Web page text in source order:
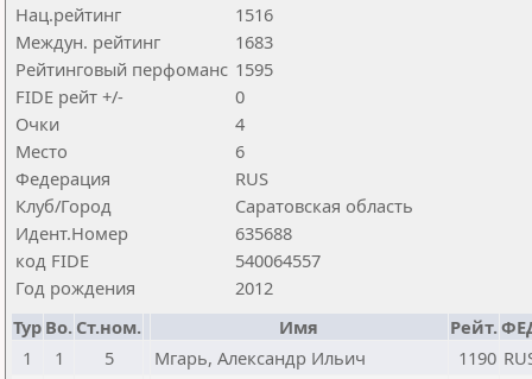
Нац.рейтинг
1516
Междун. рейтинг
1683
Рейтинговый перфоманс 1595
FIDE рейт +/-
0
Очки
4
Место
6
Федерация
RUS
Клуб/Город
Саратовская область
Идент.Номер
635688
код FIDE
540064557
Год рождения
2012
Тур Bo. Ст.ном. Имя Рейт.
1
1 5 Мгарь, Александр Ильич 1190